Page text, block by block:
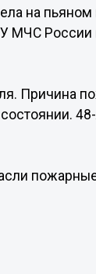
на пьяном
МЧС
Причина